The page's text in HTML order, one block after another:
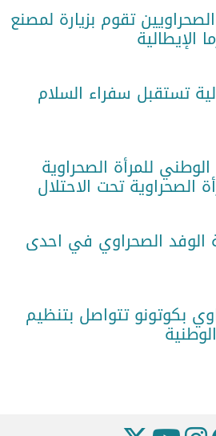
تقوم بزيارة لمصنع
الإيطالية
تستقبل سفراء السلام
الوطني للمرأة الصحراوية
الصحراوية تحت الاحتلال
الوفد الصحراوي في احدى
بكوتونو تتواصل بتنظيم